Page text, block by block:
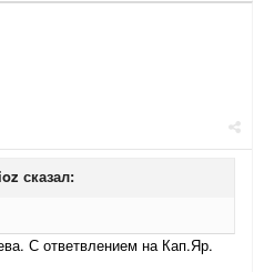
сказал:
С ответвлением на Кап.Яр.